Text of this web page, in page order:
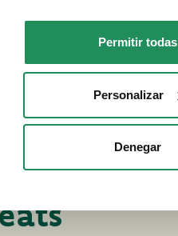
Permitir todas
Personalizar
Denegar
Contactos ES
DÓNDE COMPRAR